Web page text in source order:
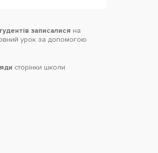
записалися на
урок за допомогою
сторінки школи